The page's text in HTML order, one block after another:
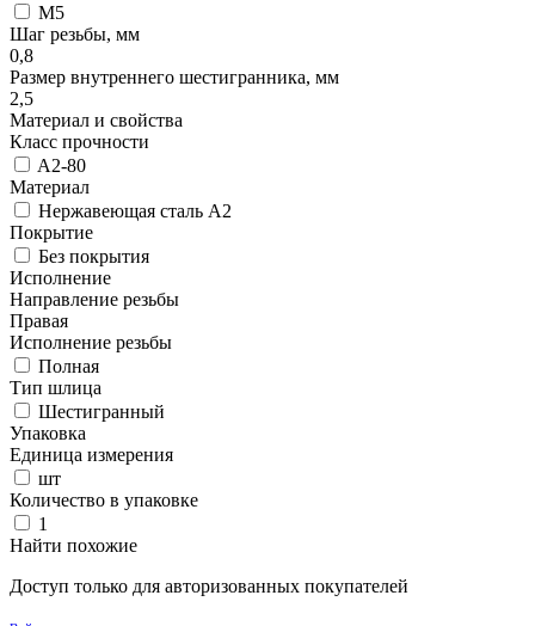
М5
Шаг резьбы, мм
0,8
Размер внутреннего шестигранника, мм
2,5
Материал и свойства
Класс прочности
A2-80
Материал
Нержавеющая сталь A2
Покрытие
Без покрытия
Исполнение
Направление резьбы
Правая
Исполнение резьбы
Полная
Тип шлица
Шестигранный
Упаковка
Единица измерения
шт
Количество в упаковке
1
Найти похожие
Доступ только для авторизованных покупателей